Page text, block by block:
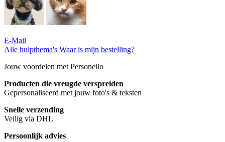
E-Mail
Alle hulpthema's Waar is mijn bestelling?
Jouw voordelen met Personello
Producten die vreugde verspreiden
Gepersonaliseerd met jouw foto's & teksten
Snelle verzending
Veilig via DHL
Persoonlijk advies